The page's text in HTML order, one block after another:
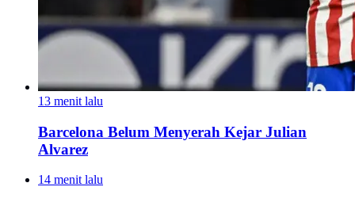
13 menit lalu
Barcelona Belum Menyerah Kejar Julian
Alvarez
14 menit lalu